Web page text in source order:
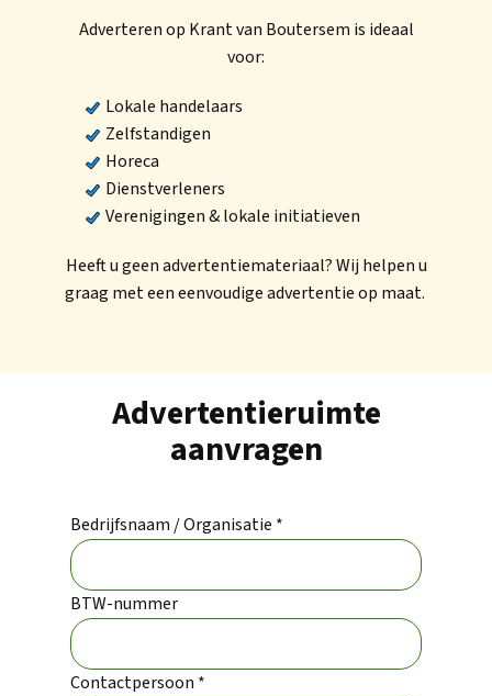
Adverteren op Krant van Boutersem is ideaal
voor:
Lokale handelaars
Zelfstandigen
Horeca
Dienstverleners
Verenigingen & lokale initiatieven
Heeft u geen advertentiemateriaal? Wij helpen u
graag met een eenvoudige advertentie op maat.
Advertentieruimte
aanvragen
Bedrijfsnaam / Organisatie *
BTW-nummer
Contactpersoon *